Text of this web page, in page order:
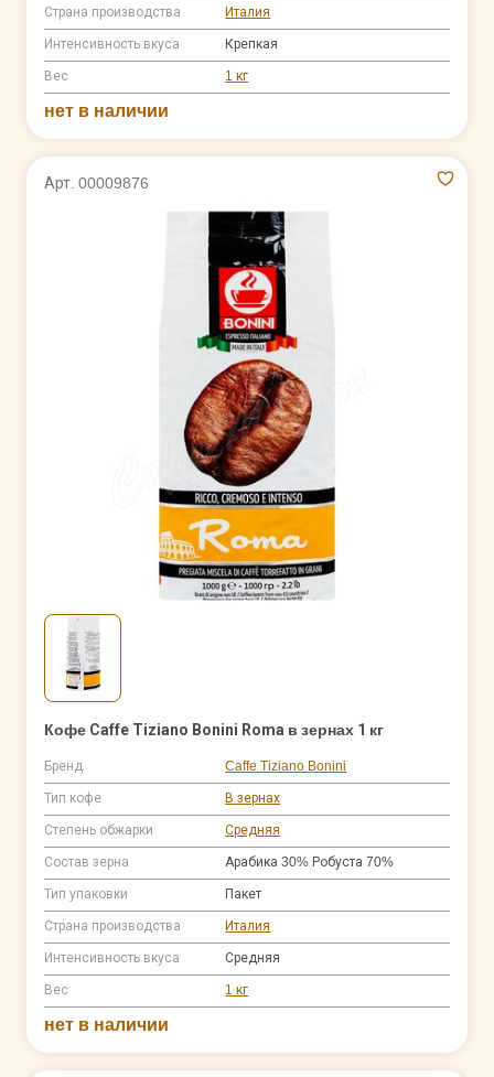
Страна производства Италия
Интенсивность вкуса Крепкая
Вес 1 кг
нет в наличии
Арт. 00009876
Кофе Caffe Tiziano Bonini Roma в зернах 1 кг
Бренд Caffe Tiziano Bonini
Тип кофе В зернах
Степень обжарки Средняя
Состав зерна Арабика 30% Робуста 70%
Тип упаковки Пакет
Страна производства Италия
Интенсивность вкуса Средняя
Вес 1 кг
нет в наличии